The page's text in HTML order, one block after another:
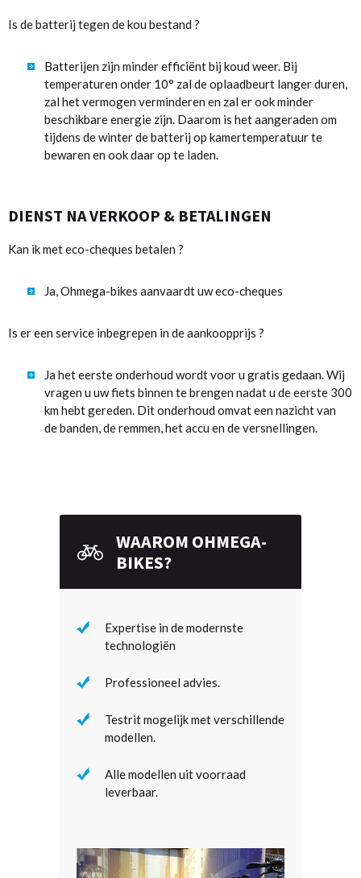
Is de batterij tegen de kou bestand ?
Batterijen zijn minder efficiënt bij koud weer. Bij
temperaturen onder 10° zal de oplaadbeurt langer duren,
zal het vermogen verminderen en zal er ook minder
beschikbare energie zijn. Daarom is het aangeraden om
tijdens de winter de batterij op kamertemperatuur te
bewaren en ook daar op te laden.
DIENST NA VERKOOP & BETALINGEN
Kan ik met eco-cheques betalen ?
Ja, Ohmega-bikes aanvaardt uw eco-cheques
Is er een service inbegrepen in de aankoopprijs ?
Ja het eerste onderhoud wordt voor u gratis gedaan. Wij
vragen u uw fiets binnen te brengen nadat u de eerste 300
km hebt gereden. Dit onderhoud omvat een nazicht van
de banden, de remmen, het accu en de versnellingen.
WAAROM OHMEGA-
BIKES?
Expertise in de modernste
technologiën
Professioneel advies.
Testrit mogelijk met verschillende
modellen.
Alle modellen uit voorraad
leverbaar.